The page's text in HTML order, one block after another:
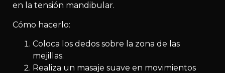
en la tensión mandibular.
Cómo hacerlo:
Coloca los dedos sobre la zona de las
mejillas.
Realiza un masaje suave en movimientos